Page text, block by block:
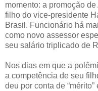
momento: a promoção
filho do vice-presidente
Brasil. Funcionário há
como novo assessor
seu salário triplicado de
Nos dias em que a
a competência de seu
deu por conta de